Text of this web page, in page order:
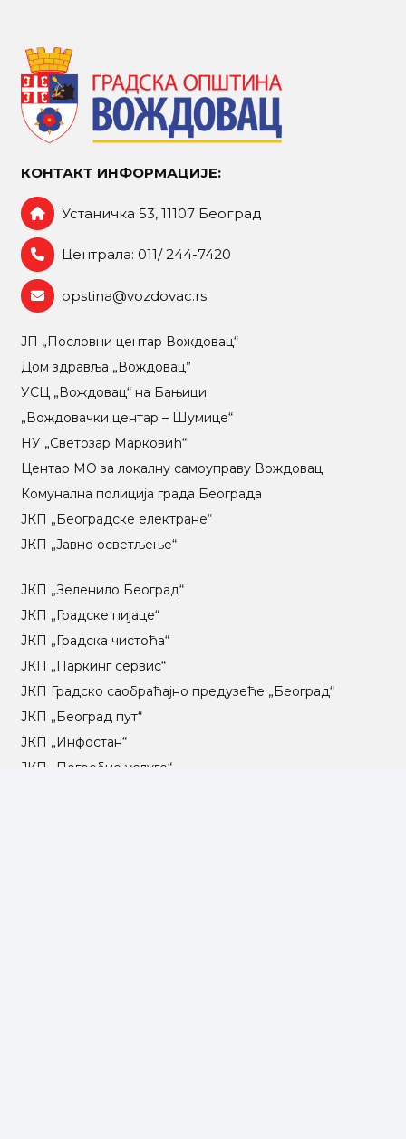
КОНТАКТ ИНФОРМАЦИЈЕ:
Устаничка 53, 11107 Београд
Централа: 011/ 244-7420
opstina@vozdovac.rs
ЈП „Пословни центар Вождовац“
Дом здравља „Вождовац”
УСЦ „Вождовац“ на Бањици
„Вождовачки центар – Шумице“
НУ „Светозар Марковић“
Центар МO за локалну самоуправу Вождовац
Комунална полиција града Београда
ЈКП „Београдске електране“
ЈКП „Јавно осветљење“
ЈКП „Зеленило Београд“
ЈКП „Градске пијаце“
ЈКП „Градска чистоћа“
ЈКП „Паркинг сервис“
ЈКП Градско саобраћајно предузеће „Београд“
ЈКП „Београд пут“
ЈКП „Инфостан“
ЈКП „Погребне услуге“